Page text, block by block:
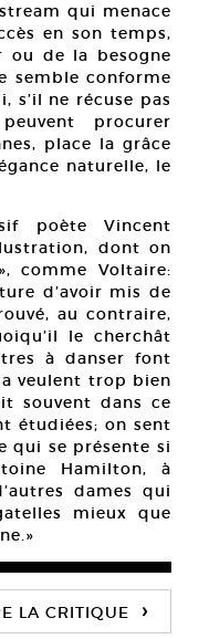
qui menace
en son temps,
ou de la besogne
semble conforme
s’il ne récuse pas
procurer
place la grâce
naturelle, le
poète Vincent
dont on
comme Voltaire:
d’avoir mis de
au contraire,
le cherchât
à danser font
veulent trop bien
souvent dans ce
étudiées; on sent
qui se présente si
Hamilton, à
dames qui
mieux que
LA CRITIQUE ›